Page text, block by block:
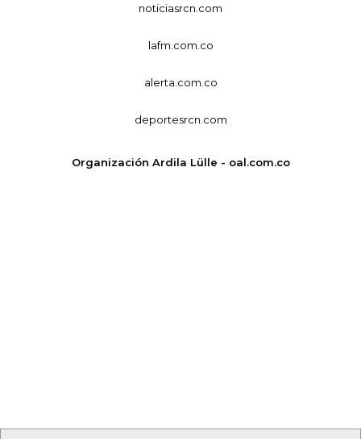
noticiasrcn.com
lafm.com.co
alerta.com.co
deportesrcn.com
Organización Ardila Lülle - oal.com.co